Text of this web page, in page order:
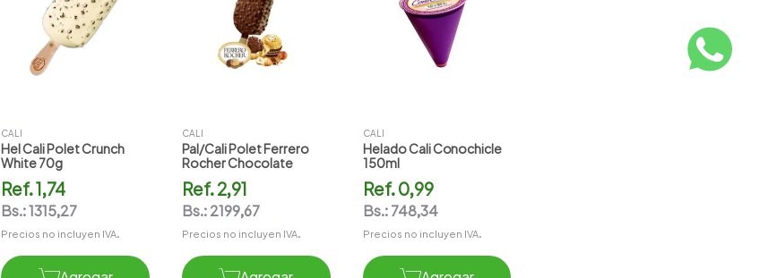
CALI
Hel Cali Polet Crunch
White 70g
Ref.1,74
Bs.:1315,27
Precios no incluyen IVA.
CALI
Pal/cali Polet Ferrero
Rocher Chocolate
Ref.2,91
Bs.:2199,67
Precios no incluyen IVA.
CALI
Helado Cali Conochicle
150ml
Ref.0,99
Bs.: 748,34
Precios no incluyen IVA.